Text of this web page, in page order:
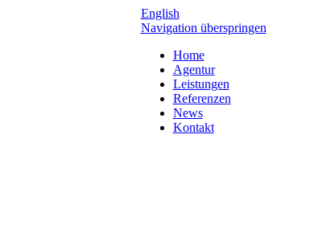
English
Navigation überspringen
Home
Agentur
Leistungen
Referenzen
News
Kontakt